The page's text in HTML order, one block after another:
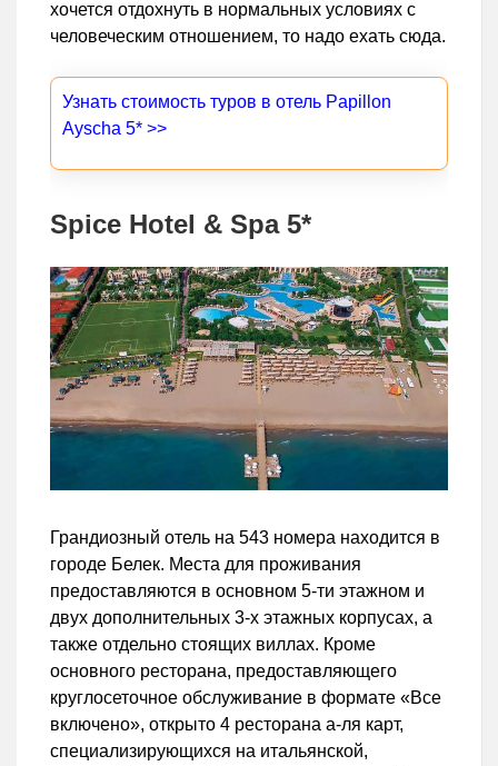
хочется отдохнуть в нормальных условиях с
человеческим отношением, то надо ехать сюда.
Узнать стоимость туров в отель Papillon
Ayscha 5* >>
Spice Hotel & Spa 5*
Грандиозный отель на 543 номера находится в
городе Белек. Места для проживания
предоставляются в основном 5-ти этажном и
двух дополнительных 3-х этажных корпусах, а
также отдельно стоящих виллах. Кроме
основного ресторана, предоставляющего
круглосеточное обслуживание в формате «Все
включено», открыто 4 ресторана а-ля карт,
специализирующихся на итальянской,